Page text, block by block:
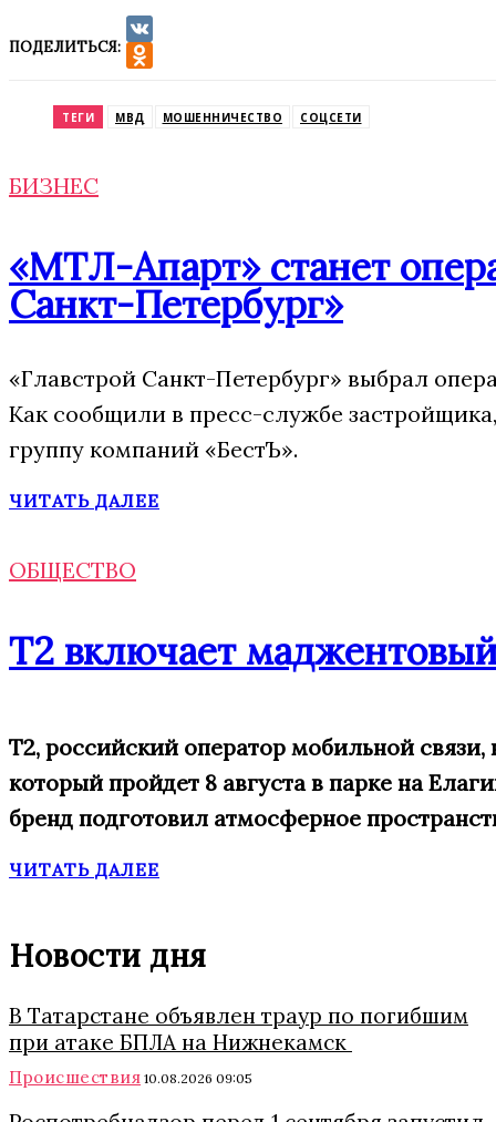
ПОДЕЛИТЬСЯ:
VK
ТЕГИ МВД МОШЕННИЧЕСТВО СОЦСЕТИ
БИЗНЕС
«МТЛ-Апарт» станет
Санкт-Петербург»
«Главстрой Санкт-Петербург» выбрал
Как сообщили в пресс-службе
группу компаний «БестЪ».
ЧИТАТЬ ДАЛЕЕ
ОБЩЕСТВО
Т2 включает
Т2, российский оператор мобильной
который пройдет 8 августа в парке на
бренд подготовил атмосферное
ЧИТАТЬ ДАЛЕЕ
Новости дня
В Татарстане объявлен траур по погибшим
при атаке БПЛА на Нижнекамск
Происшествия 10.08.2026 09:05